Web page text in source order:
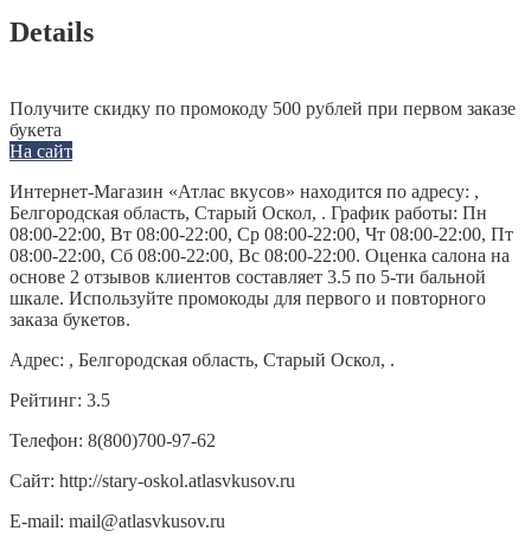
Details
Получите скидку по промокоду 500 рублей при первом заказе
букета
На сайт
Интернет-Магазин «Атлас вкусов» находится по адресу: ,
Белгородская область, Старый Оскол, . График работы: Пн
08:00-22:00, Вт 08:00-22:00, Ср 08:00-22:00, Чт 08:00-22:00, Пт
08:00-22:00, Сб 08:00-22:00, Вс 08:00-22:00. Оценка салона на
основе 2 отзывов клиентов составляет 3.5 по 5-ти бальной
шкале. Используйте промокоды для первого и повторного
заказа букетов.
Адрес: , Белгородская область, Старый Оскол, .
Рейтинг: 3.5
Телефон: 8(800)700-97-62
Сайт: http://stary-oskol.atlasvkusov.ru
E-mail: mail@atlasvkusov.ru